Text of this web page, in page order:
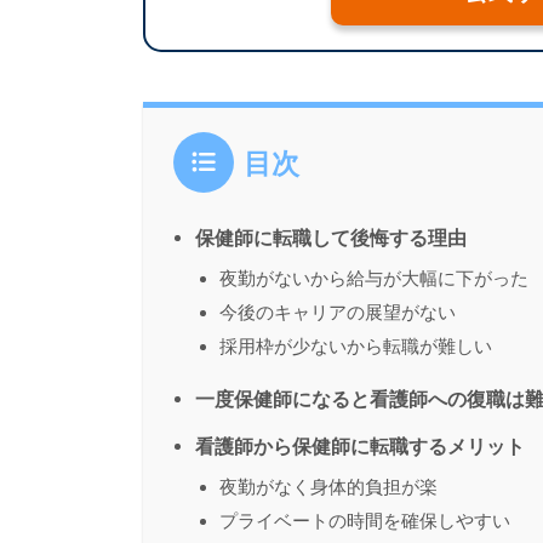
目次
保健師に転職して後悔する理由
夜勤がないから給与が大幅に下がった
今後のキャリアの展望がない
採用枠が少ないから転職が難しい
一度保健師になると看護師への復職は
看護師から保健師に転職するメリット
夜勤がなく身体的負担が楽
プライベートの時間を確保しやすい